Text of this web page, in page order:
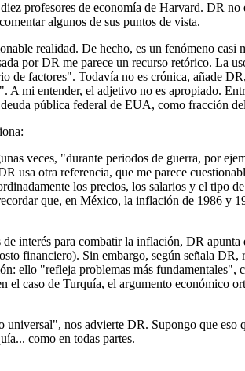
profesores de economía de Harvard. DR
algunos de sus puntos de vista.
realidad. De hecho, es un fenómeno
por DR me parece un recurso retórico. La
de factores". Todavía no es crónica, añade
A mi entender, el adjetivo no es apropiado.
pública federal de EUA, como fracción
veces, "durante periodos de guerra, por
usa otra referencia, que me parece
los precios, los salarios y el tipo
que, en México, la inflación de 1986 y
interés para combatir la inflación, DR
financiero). Sin embargo, según señala
ello "refleja problemas más
caso de Turquía, el argumento económico
nos advierte DR. Supongo que
como en todas partes.